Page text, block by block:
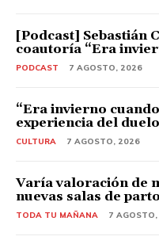
[Podcast] Sebastián
coautoría “Era
PODCAST 7 AGOSTO, 2026
“Era invierno
experiencia del
CULTURA 7 AGOSTO, 2026
Varía valoración de
nuevas salas de
TODA TU MAÑANA 7